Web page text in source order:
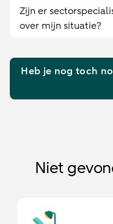
Zijn er
over mijn situatie?
Heb je nog toch
Niet